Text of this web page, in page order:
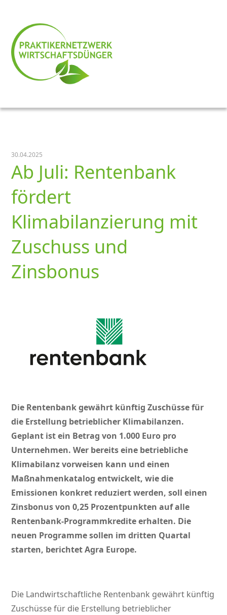
30.04.2025
Ab Juli: Rentenbank
fördert
Klimabilanzierung mit
Zuschuss und
Zinsbonus
Die Rentenbank gewährt künftig Zuschüsse für
die Erstellung betrieblicher Klimabilanzen.
Geplant ist ein Betrag von 1.000 Euro pro
Unternehmen. Wer bereits eine betriebliche
Klimabilanz vorweisen kann und einen
Maßnahmenkatalog entwickelt, wie die
Emissionen konkret reduziert werden, soll einen
Zinsbonus von 0,25 Prozentpunkten auf alle
Rentenbank-Programmkredite erhalten. Die
neuen Programme sollen im dritten Quartal
starten, berichtet Agra Europe.
Die Landwirtschaftliche Rentenbank gewährt künftig
Zuschüsse für die Erstellung betrieblicher